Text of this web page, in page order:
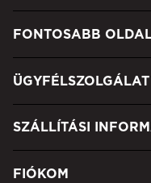
FONTOSABB
ÜGYFÉLSZOLGÁLAT
SZÁLLÍTÁSI
FIÓKOM